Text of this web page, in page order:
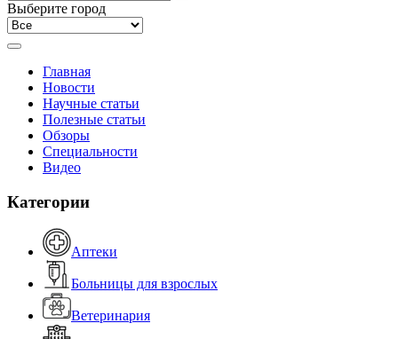
Выберите город
Главная
Новости
Научные статьи
Полезные статьи
Обзоры
Специальности
Видео
Категории
Аптеки
Больницы для взрослых
Ветеринария